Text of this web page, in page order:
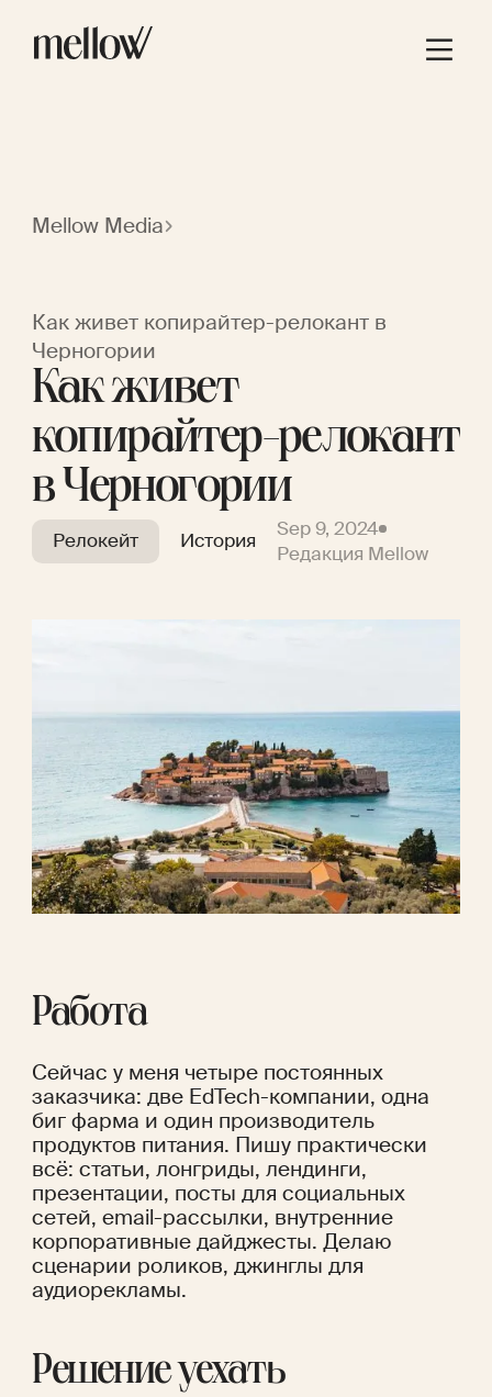
Mellow Media
Как живет копирайтер-релокант в
Черногории
Как живет
копирайтер-релокант
в Черногории
Релокейт История
Sep 9, 2024
Редакция Mellow
Работа
Сейчас у меня четыре постоянных
заказчика: две EdTech-компании, одна
биг фарма и один производитель
продуктов питания. Пишу практически
всё: статьи, лонгриды, лендинги,
презентации, посты для социальных
сетей, email-рассылки, внутренние
корпоративные дайджесты. Делаю
сценарии роликов, джинглы для
аудиорекламы.
Решение уехать